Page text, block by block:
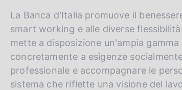
La Banca d'Italia promuove il
smart working e alle diverse
mette a disposizione un'ampia
concretamente a esigenze
professionale e accompagnare le
sistema che riflette una visione del